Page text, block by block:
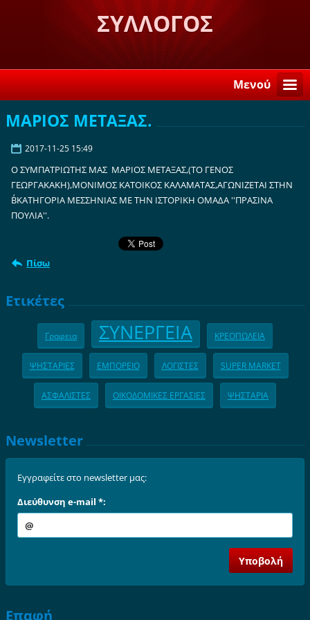
ΣΥΛΛΟΓΟΣ
ΛΟΓΚΑΝΙΚΙΩΤΩΝ ΣΤΗ
ΣΠΑΡΤΗ "Η ΒΕΛΕΜΙΝΗ"
Μενού
ΜΑΡΙΟΣ ΜΕΤΑΞΑΣ.
2017-11-25 15:49
Ο ΣΥΜΠΑΤΡΙΩΤΗΣ ΜΑΣ ΜΑΡΙΟΣ ΜΕΤΑΞΑΣ,(ΤΟ ΓΕΝΟΣ
ΓΕΩΡΓΑΚΑΚΗ),ΜΟΝΙΜΟΣ ΚΑΤΟΙΚΟΣ ΚΑΛΑΜΑΤΑΣ,ΑΓΩΝΙΖΕΤΑΙ ΣΤΗΝ
Β΄ΚΑΤΗΓΟΡΙΑ ΜΕΣΣΗΝΙΑΣ ΜΕ ΤΗΝ ΙΣΤΟΡΙΚΗ ΟΜΑΔΑ ''ΠΡΑΣΙΝΑ
ΠΟΥΛΙΑ''.
Πίσω
Ετικέτες
Γραφεια ΣΥΝΕΡΓΕΙΑ ΚΡΕΟΠΩΛΕΙΑ
ΨΗΣΤΑΡΙΕΣ ΕΜΠΟΡΕΙΟ ΛΟΓΙΣΤΕΣ SUPER MARKET
ΑΣΦΑΛΙΣΤΕΣ ΟΙΚΟΔΟΜΙΚΕΣ ΕΡΓΑΣΙΕΣ ΨΗΣΤΑΡΙΑ
Newsletter
Εγγραφείτε στο newsletter μας:
Διεύθυνση e-mail *:
Επαφή